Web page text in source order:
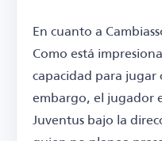
En cuanto a
Como está
capacidad para
embargo, el jugador
Juventus bajo la